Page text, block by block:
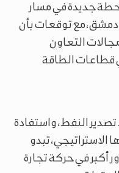
جديدة في مسار
مع توقعات بأن
التعاون
قطاعات الطاقة
النفط، واستفادة
الاستراتيجي، تبدو
أكبر في حركة تجارة